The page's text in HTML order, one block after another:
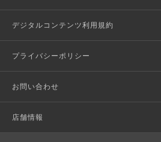
デジタルコンテンツ利用規約
プライバシーポリシー
お問い合わせ
店舗情報